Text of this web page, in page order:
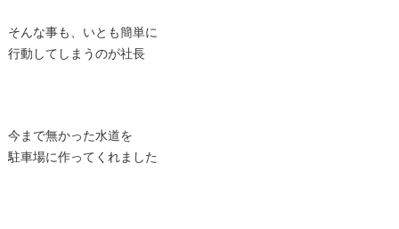
そんな事も、いとも簡単に
行動してしまうのが社長
今まで無かった水道を
駐車場に作ってくれました